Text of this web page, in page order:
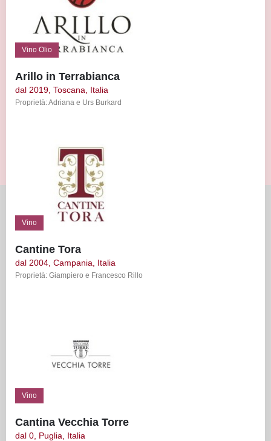
Vino Olio
Arillo in Terrabianca
dal 2019, Toscana, Italia
Proprietà: Adriana e Urs Burkard
Vino
Cantine Tora
dal 2004, Campania, Italia
Proprietà: Giampiero e Francesco Rillo
Vino
Cantina Vecchia Torre
dal 0, Puglia, Italia